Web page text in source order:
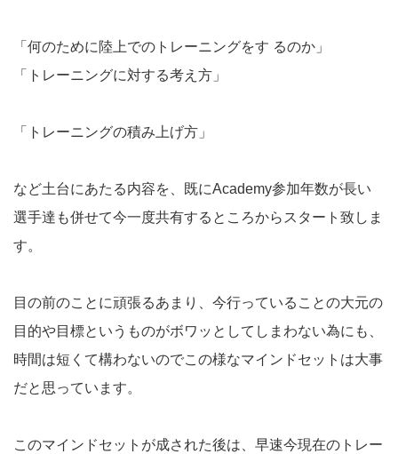
「何のために陸上でのトレーニングをす るのか」
「トレーニングに対する考え方」
「トレーニングの積み上げ方」
など土台にあたる内容を、既にAcademy参加年数が長い
選手達も併せて今一度共有するところからスタート致しま
す。
目の前のことに頑張るあまり、今行っていることの大元の
目的や目標というものがボワッとしてしまわない為にも、
時間は短くて構わないのでこの様なマインドセットは大事
だと思っています。
このマインドセットが成された後は、早速今現在のトレー